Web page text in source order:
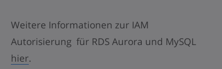
Weitere Informationen zur IAM
Autorisierung für RDS Aurora und MySQL
hier.